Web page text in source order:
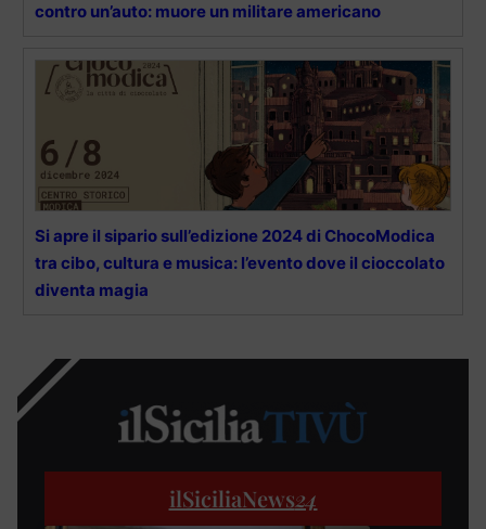
contro un’auto: muore un militare americano
Si apre il sipario sull’edizione 2024 di ChocoModica
tra cibo, cultura e musica: l’evento dove il cioccolato
diventa magia
ilSiciliaNews24